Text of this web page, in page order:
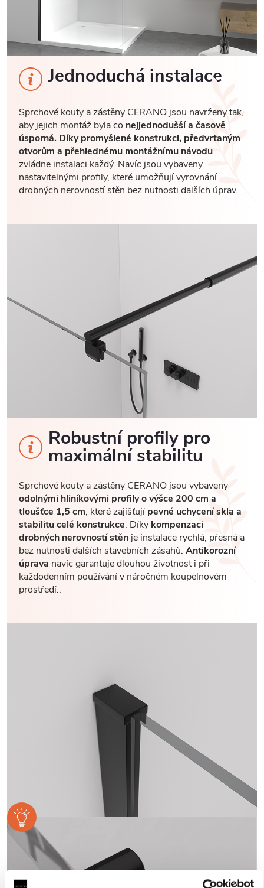
Jednoduchá instalace
Sprchové kouty a zástěny CERANO jsou navrženy tak,
aby jejich montáž byla co nejjednodušší a časově
úsporná. Díky promyšlené konstrukci, předvrtaným
otvorům a přehlednému montážnímu návodu
zvládne instalaci každý. Navíc jsou vybaveny
nastavitelnými profily, které umožňují vyrovnání
drobných nerovností stěn bez nutnosti dalších úprav.
Robustní profily pro
maximální stabilitu
Sprchové kouty a zástěny CERANO jsou vybaveny
odolnými hliníkovými profily o výšce 200 cm a
tloušťce 1,5 cm, které zajišťujípevné uchycení skla a
stabilitu celé konstrukce. Díky kompenzaci
drobných nerovností stěnje instalace rychlá, přesná a
bez nutnosti dalších stavebních zásahů. Antikorozní
úprava navíc garantuje dlouhou životnost i při
každodenním používání v náročném koupelnovém
prostředí..